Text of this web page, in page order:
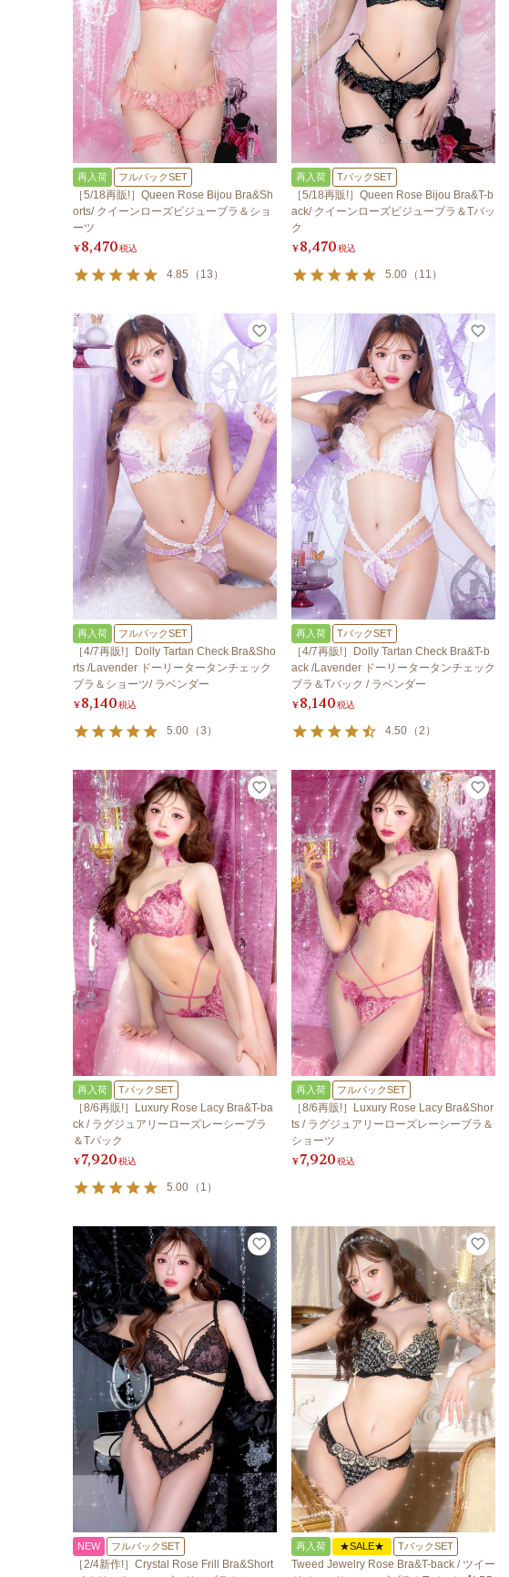
再入荷 フルバックSET
［5/18再販!］Queen Rose Bijou Bra&Sh
orts/ クイーンローズビジューブラ＆ショ
ーツ
¥8,470税込
4.85 （ 13 ）
再入荷 TバックSET
［5/18再販!］Queen Rose Bijou Bra&T-b
ack/ クイーンローズビジューブラ＆Tバッ
ク
¥8,470税込
5.00 （ 11 ）
再入荷 フルバックSET
［4/7再販!］Dolly Tartan Check Bra&Sho
rts /Lavender ドーリータータンチェック
ブラ＆ショーツ/ ラベンダー
¥8,140税込
5.00 （3 ）
再入荷 TバックSET
［4/7再販!］Dolly Tartan Check Bra&T-b
ack /Lavender ドーリータータンチェック
ブラ＆Tバック / ラベンダー
¥8,140税込
4.50 （2 ）
再入荷 TバックSET
［8/6再販!］Luxury Rose Lacy Bra&T-ba
ck / ラグジュアリーローズレーシーブラ
＆Tバック
¥7,920税込
5.00 （ 1 ）
再入荷 フルバックSET
［8/6再販!］Luxury Rose Lacy Bra&Shor
ts / ラグジュアリーローズレーシーブラ＆
ショーツ
¥7,920税込
NEW フルバックSET
［2/4新作!］Crystal Rose Frill Bra&Short
再入荷 ★SALE★ TバックSET
Tweed Jewelry Rose Bra&T-back / ツイー